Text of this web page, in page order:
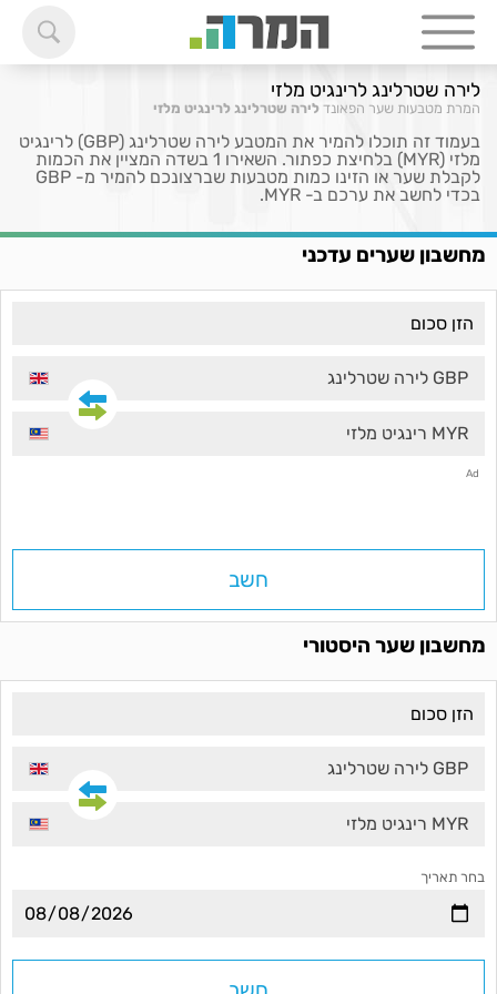
לירה שטרלינג לרינגיט מלזי
המרת מטבעות שער הפאונד לירה שטרלינג לרינגיט מלזי
בעמוד זה תוכלו להמיר את המטבע לירה שטרלינג (GBP) לרינגיט
מלזי (MYR) בלחיצת כפתור. השאירו 1 בשדה המציין את הכמות
לקבלת שער או הזינו כמות מטבעות שברצונכם להמיר מ- GBP
בכדי לחשב את ערכם ב- MYR.
מחשבון שערים עדכני
GBP לירה שטרלינג
MYR רינגיט מלזי
Ad
חשב
מחשבון שער היסטורי
GBP לירה שטרלינג
MYR רינגיט מלזי
בחר תאריך